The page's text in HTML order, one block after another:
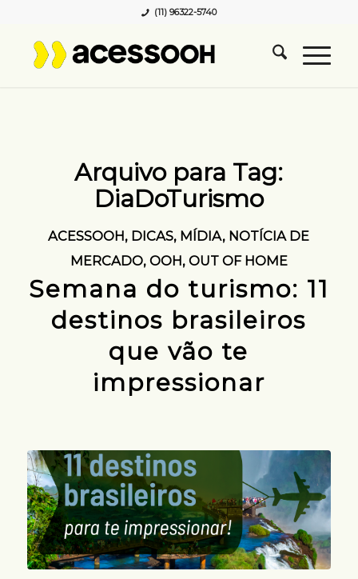
(11) 96322-5740
Arquivo para Tag:
DiaDoTurismo
ACESSOOH, DICAS, MÍDIA, NOTÍCIA DE
MERCADO, OOH, OUT OF HOME
Semana do turismo: 11
destinos brasileiros
que vão te
impressionar